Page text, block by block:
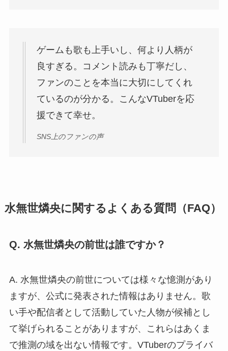
ゲームも歌も上手いし、何より人柄が
良すぎる。コメント読みも丁寧だし、
ファンのことを本当に大切にしてくれ
ているのが分かる。こんなVTuberを応
援できて幸せ。
SNS上のファンの声
水無世燐央に関するよくある質問（FAQ）
Q. 水無世燐央の前世は誰ですか？
A. 水無世燐央の前世については様々な憶測があり
ますが、公式に発表された情報はありません。歌
い手や配信者として活動していた人物が候補とし
て挙げられることがありますが、これらはあくま
で推測の域を出ない情報です。VTuberのプライバ